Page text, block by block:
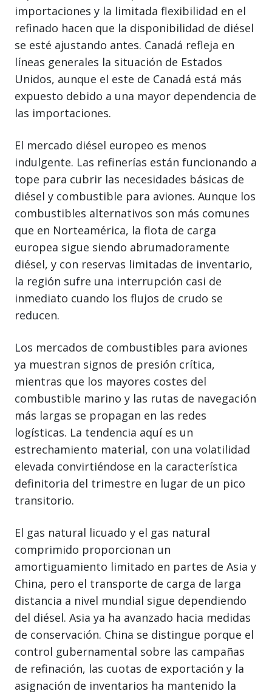
importaciones y la limitada flexibilidad en el
refinado hacen que la disponibilidad de diésel
se esté ajustando antes. Canadá refleja en
líneas generales la situación de Estados
Unidos, aunque el este de Canadá está más
expuesto debido a una mayor dependencia de
las importaciones.
El mercado diésel europeo es menos
indulgente. Las refinerías están funcionando a
tope para cubrir las necesidades básicas de
diésel y combustible para aviones. Aunque los
combustibles alternativos son más comunes
que en Norteamérica, la flota de carga
europea sigue siendo abrumadoramente
diésel, y con reservas limitadas de inventario,
la región sufre una interrupción casi de
inmediato cuando los flujos de crudo se
reducen.
Los mercados de combustibles para aviones
ya muestran signos de presión crítica,
mientras que los mayores costes del
combustible marino y las rutas de navegación
más largas se propagan en las redes
logísticas. La tendencia aquí es un
estrechamiento material, con una volatilidad
elevada convirtiéndose en la característica
definitoria del trimestre en lugar de un pico
transitorio.
El gas natural licuado y el gas natural
comprimido proporcionan un
amortiguamiento limitado en partes de Asia y
China, pero el transporte de carga de larga
distancia a nivel mundial sigue dependiendo
del diésel. Asia ya ha avanzado hacia medidas
de conservación. China se distingue porque el
control gubernamental sobre las campañas
de refinación, las cuotas de exportación y la
asignación de inventarios ha mantenido la